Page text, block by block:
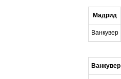
Мадрид
Ванкувер
Ванкувер